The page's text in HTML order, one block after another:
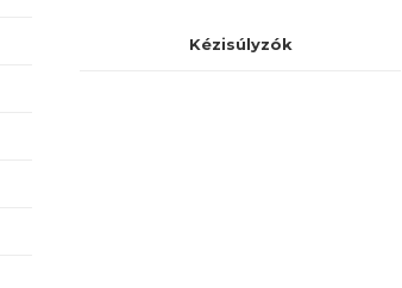
Kézisúlyzók